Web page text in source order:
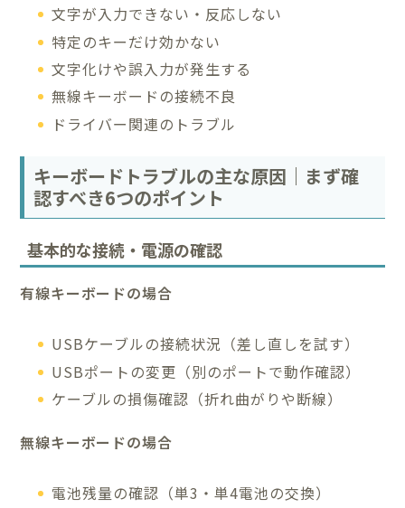
文字が入力できない・反応しない
特定のキーだけ効かない
文字化けや誤入力が発生する
無線キーボードの接続不良
ドライバー関連のトラブル
キーボードトラブルの主な原因｜まず確
認すべき6つのポイント
基本的な接続・電源の確認
有線キーボードの場合
USBケーブルの接続状況（差し直しを試す）
USBポートの変更（別のポートで動作確認）
ケーブルの損傷確認（折れ曲がりや断線）
無線キーボードの場合
電池残量の確認（単3・単4電池の交換）